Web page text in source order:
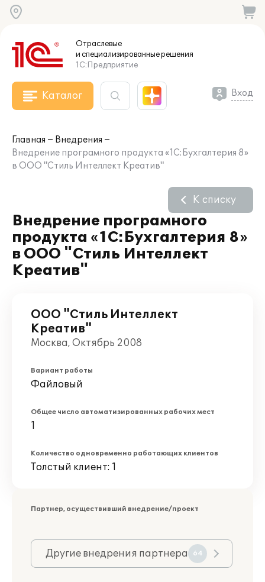
Отраслевые
и специализированныерешения
1С:Предприятие
Каталог Вход
Главная
Внедрения
Внедрение програмного продукта «1С:Бухгалтерия 8»
в ООО "Стиль Интеллект Креатив"
Внедрение програмного
продукта «1С:Бухгалтерия 8»
в ООО "Стиль Интеллект
Креатив"
К списку
ООО "Стиль Интеллект
Креатив"
Москва, Октябрь 2008
Вариант работы
Файловый
Общее число автоматизированных рабочих мест
1
Количество одновременно работающих клиентов
Толстый клиент: 1
Партнер, осуществивший внедрение/проект
Другие внедрения партнера 64